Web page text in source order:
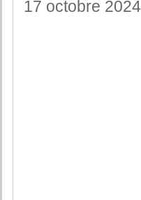
17 octobre 2024